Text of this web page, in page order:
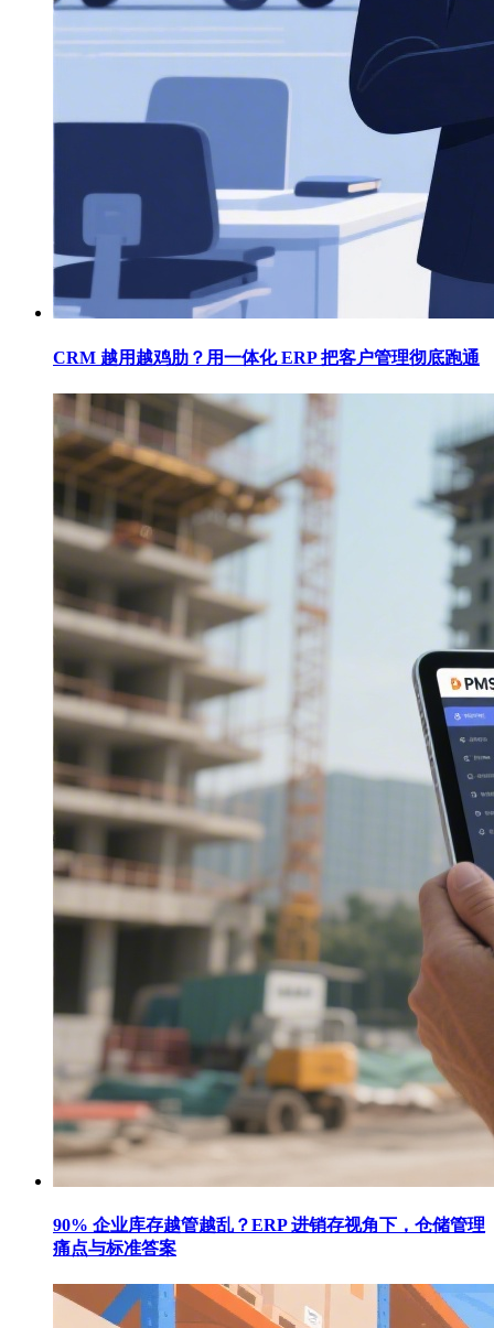
CRM 越用越鸡肋？用一体化 ERP 把客户管理彻底跑通
90% 企业库存越管越乱？ERP 进销存视角下，仓储管理
痛点与标准答案